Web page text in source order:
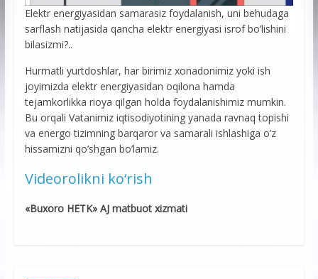
Elektr energiyasidan samarasiz foydalanish, uni behudaga
sarflash natijasida qancha elektr energiyasi isrof bo’lishini
bilasizmi?..
Hurmatli yurtdoshlar, har birimiz xonadonimiz yoki ish
joyimizda elektr energiyasidan oqilona hamda
tejamkorlikka rioya qilgan holda foydalanishimiz mumkin.
Bu orqali Vatanimiz iqtisodiyotining yanada ravnaq topishi
va energo tizimning barqaror va samarali ishlashiga o’z
hissamizni qo’shgan bo’lamiz.
Videorolikni ko‘rish
«Buxoro HETK» AJ matbuot xizmati